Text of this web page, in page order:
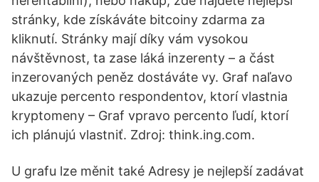
stránky, kde získáváte bitcoiny zdarma za
kliknutí. Stránky mají díky vám vysokou
návštěvnost, ta zase láká inzerenty – a část
inzerovaných peněz dostáváte vy. Graf naľavo
ukazuje percento respondentov, ktorí vlastnia
kryptomeny – Graf vpravo percento ľudí, ktorí
ich plánujú vlastniť. Zdroj: think.ing.com.
U grafu lze měnit také Adresy je nejlepší zadávat